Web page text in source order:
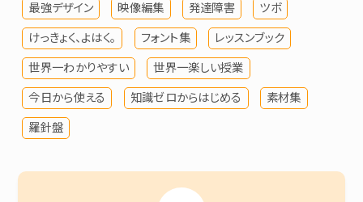
最強デザイン 映像編集 発達障害 ツボ
けっきょく、よはく。 フォント集 レッスンブック
世界一わかりやすい 世界一楽しい授業
今日から使える 知識ゼロからはじめる 素材集
羅針盤